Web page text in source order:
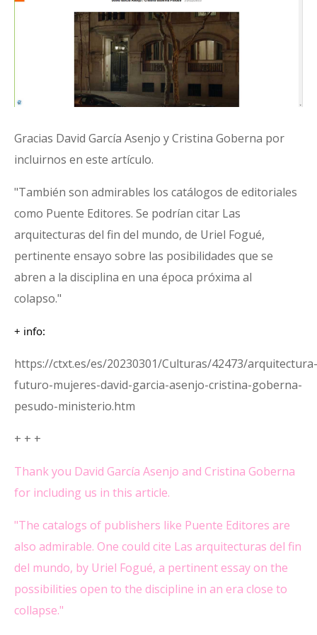
Gracias David García Asenjo y Cristina Goberna por
incluirnos en este artículo.
"También son admirables los catálogos de editoriales
como Puente Editores. Se podrían citar Las
arquitecturas del fin del mundo, de Uriel Fogué,
pertinente ensayo sobre las posibilidades que se
abren a la disciplina en una época próxima al
colapso."
+ info:
https://ctxt.es/es/20230301/Culturas/42473/arquitectura-
futuro-mujeres-david-garcia-asenjo-cristina-goberna-
pesudo-ministerio.htm
+ + +
Thank you David García Asenjo and Cristina Goberna
for including us in this article.
"The catalogs of publishers like Puente Editores are
also admirable. One could cite Las arquitecturas del fin
del mundo, by Uriel Fogué, a pertinent essay on the
possibilities open to the discipline in an era close to
collapse."